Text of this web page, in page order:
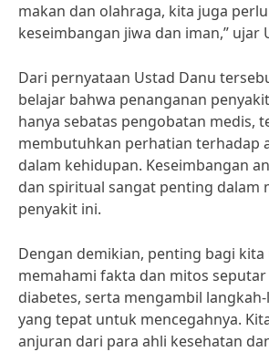
makan dan olahraga, kita juga
keseimbangan jiwa dan iman,” ujar
Dari pernyataan Ustad Danu
belajar bahwa penanganan
hanya sebatas pengobatan medis,
membutuhkan perhatian terhadap
dalam kehidupan. Keseimbangan
dan spiritual sangat penting dalam
penyakit ini.
Dengan demikian, penting bagi
memahami fakta dan mitos
diabetes, serta mengambil
yang tepat untuk mencegahnya.
anjuran dari para ahli kesehatan